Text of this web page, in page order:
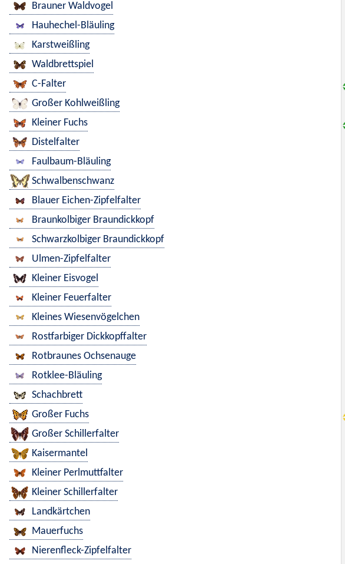
Brauner Waldvogel
Hauhechel-Bläuling
Karstweißling
Waldbrettspiel
C-Falter
Großer Kohlweißling
Kleiner Fuchs
Distelfalter
Faulbaum-Bläuling
Schwalbenschwanz
Blauer Eichen-Zipfelfalter
Braunkolbiger Braundickkopf
Schwarzkolbiger Braundickkopf
Ulmen-Zipfelfalter
Kleiner Eisvogel
Kleiner Feuerfalter
Kleines Wiesenvögelchen
Rostfarbiger Dickkopffalter
Rotbraunes Ochsenauge
Rotklee-Bläuling
Schachbrett
Großer Fuchs
Großer Schillerfalter
Kaisermantel
Kleiner Perlmuttfalter
Kleiner Schillerfalter
Landkärtchen
Mauerfuchs
Nierenfleck-Zipfelfalter